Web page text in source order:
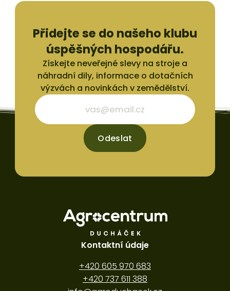
Přidejte se do našeho klubu
úspěšných hospodářu.
Získejte neveřejné slevy na stroje a
náhradní dily, informace o dotačních
výzvách a novinkách v zemědělství.
Odeslat
Kontaktní údaje
+420 605 970 683
+420 737 611 388